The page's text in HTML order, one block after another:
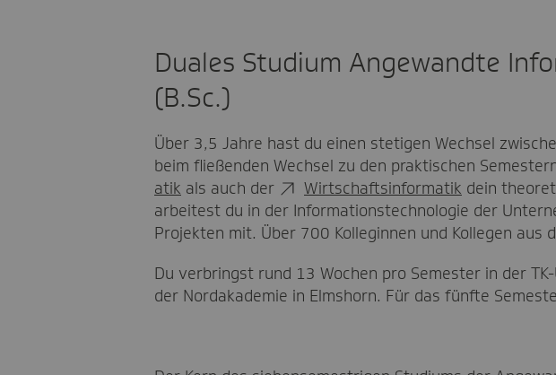
Duales Studium Angewandte
(B.Sc.)
Über 3,5 Jahre hast du einen stetigen Wechsel
beim fließenden Wechsel zu den praktischen
atik als auch der Wirtschaftsinformatik dein
arbeitest du in der Informationstechnologie der
Projekten mit. Über 700 Kolleginnen und Kollegen
Du verbringst rund 13 Wochen pro Semester in der
der Nordakademie in Elmshorn. Für das fünfte